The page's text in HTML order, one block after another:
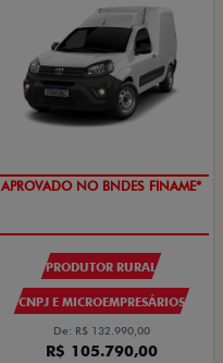
APROVADO NO BNDES FINAME*
PRODUTOR RURAL
CNPJ E MICROEMPRESÁRIOS
De: R$ 132.990,00
R$ 105.790,00